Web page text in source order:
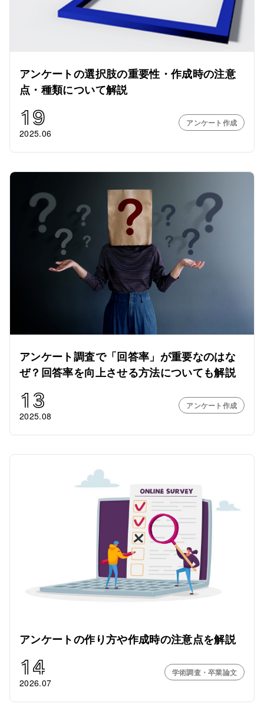
アンケートの選択肢の重要性・作成時の注意
点・種類について解説
19
2025.06
アンケート作成
アンケート調査で「回答率」が重要なのはな
ぜ？回答率を向上させる方法についても解説
13
2025.08
アンケート作成
アンケートの作り方や作成時の注意点を解説
14
2026.07
学術調査・卒業論文